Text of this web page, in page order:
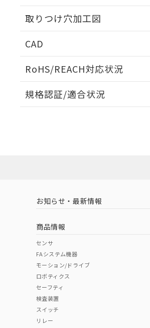
取りつけ穴加工図
CAD
RoHS/REACH対応状況
EU RoHS 注意事項・凡例
中国 RoHS 注意事項・凡例
中国 RoHS表
Pb Hg
規格認証/適合状況
お知らせ・最新情報
商品情報
センサ
FAシステム機器
モーション/ドライブ
ロボティクス
セーフティ
検査装置
スイッチ
リレー